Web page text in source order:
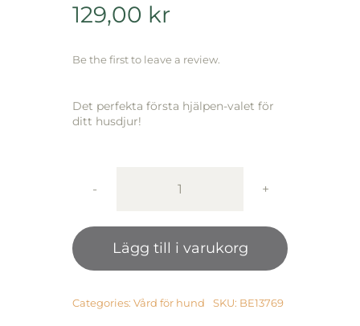
129,00 kr
Be the first to leave a review.
Det perfekta första hjälpen-valet för
ditt husdjur!
Beaphar
med
honung
mängd
Lägg till i varukorg
Categories: Vård för hund SKU: BE13769